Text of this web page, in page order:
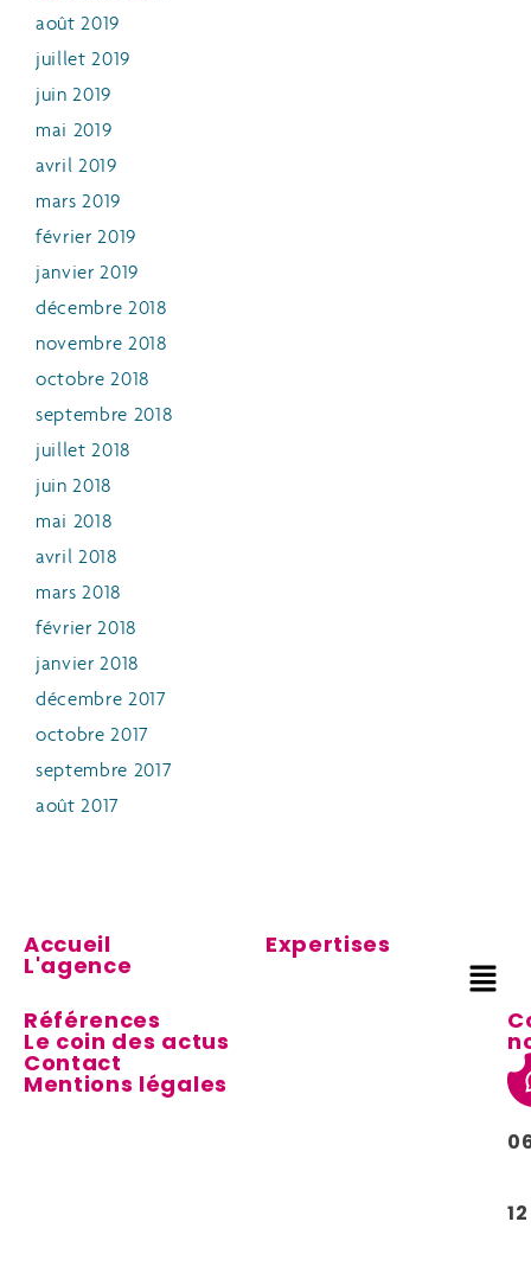
août 2019
juillet 2019
juin 2019
mai 2019
avril 2019
mars 2019
février 2019
janvier 2019
décembre 2018
novembre 2018
octobre 2018
septembre 2018
juillet 2018
juin 2018
mai 2018
avril 2018
mars 2018
février 2018
janvier 2018
décembre 2017
octobre 2017
septembre 2017
août 2017
Accueil
L'agence
Expertises
Références
Le coin des actus
Contact
Mentions légales
12